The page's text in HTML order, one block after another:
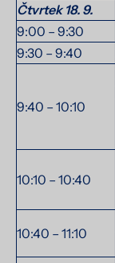
Čtvrtek 18. 9.
9:00 – 9:30
9:30 – 9:40
9:40 – 10:10
10:10 – 10:40
10:40 – 11:10